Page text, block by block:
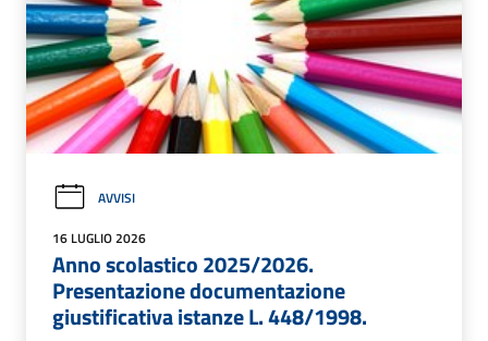
AVVISI
16 LUGLIO 2026
Anno scolastico 2025/2026.
Presentazione documentazione
giustificativa istanze L. 448/1998.